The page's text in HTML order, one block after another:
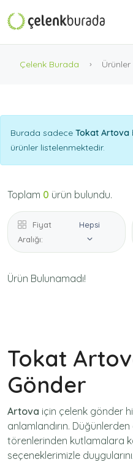
Çelenk Burada Ürünler
Burada sadece Tokat Artova
ürünler listelenmektedir.
Toplam 0 ürün bulundu.
Fiyat
Aralığı:
Hepsi
Ürün Bulunamadı!
Tokat
Gönder
Artova için çelenk gönder
anlamlandırın. Düğünlerden
törenlerinden kutlamalara
seçeneklerimizle